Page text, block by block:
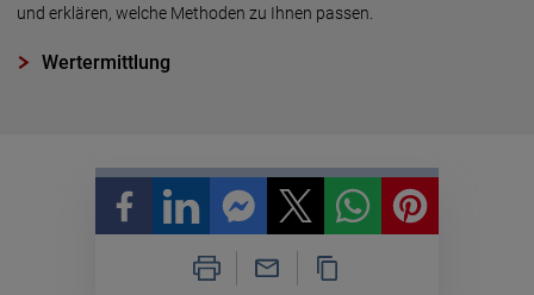
und erklären, welche Methoden zu Ihnen passen.
Wertermittlung